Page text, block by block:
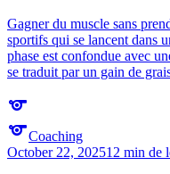
Gagner du muscle sans
sportifs qui se lancent dans
phase est confondue avec
se traduit par un gain de
sports
sportsCoaching
October 22, 202512 min de